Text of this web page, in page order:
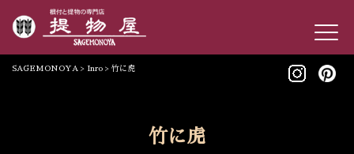
SAGEMONOYA > Inro > 竹に虎
竹に虎